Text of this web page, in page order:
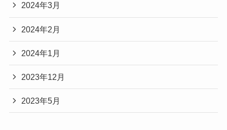
2024年3月
2024年2月
2024年1月
2023年12月
2023年5月